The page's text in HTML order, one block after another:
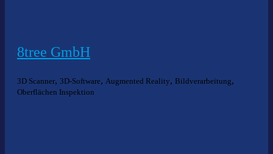
8tree GmbH
3D Scanner, 3D-Software, Augmented Reality, Bildverarbeitung,
Oberflächen Inspektion